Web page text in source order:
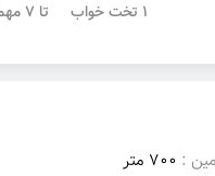
1 تخت خواب تا 7 مهمان
: 700 متر